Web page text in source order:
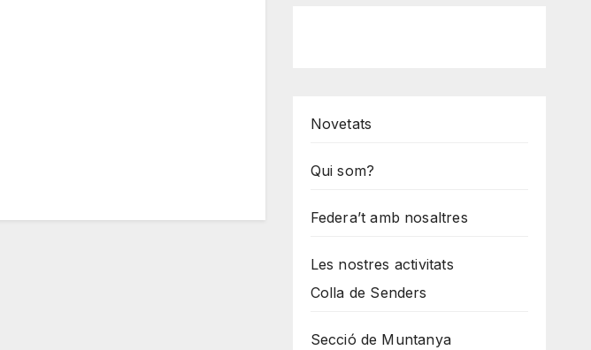
Novetats
Qui som?
Federa’t amb nosaltres
Les nostres activitats
Colla de Senders
Secció de Muntanya